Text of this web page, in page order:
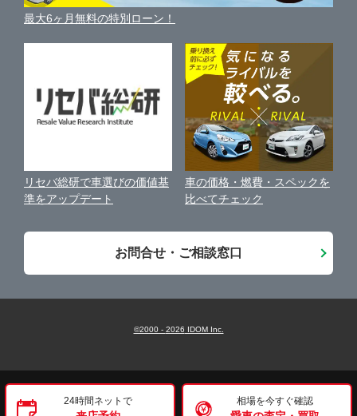
ガリバー富士店
LIBERALA リベラーラ掛川
袋井市
駿東郡清水町
24時間ネットで 相場を今すぐ確認
車買い替えの基礎知識
近くのお店で車を探す
車の個人売買ガイド
車比較サイト
保険代理店業務に関する基本方針
古物営業法に基づく表示
お客様の声
会社案内
最大6ヶ月無料の特別ローン！
リセバ総研で車選びの価値基
準をアップデート
車の価格・燃費・スペックを
比べてチェック
お問合せ・ご相談窓口
©2000 - 2026 IDOM Inc.